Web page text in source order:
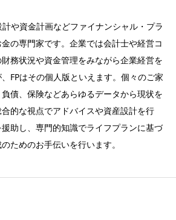
や資金計画などファイナンシャル・プラ
の専門家です。企業では会計士や経営コ
務状況や資金管理をみながら企業経営を
FPはその個人版といえます。個々のご家
債、保険などあらゆるデータから現状を
的な視点でアドバイスや資産設計を行
助し、専門的知識でライフプランに基づ
ためのお手伝いを行います。